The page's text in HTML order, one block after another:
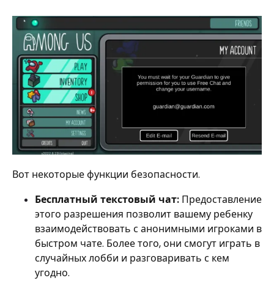
Вот некоторые функции безопасности.
Бесплатный текстовый чат: Предоставление
этого разрешения позволит вашему ребенку
взаимодействовать с анонимными игроками в
быстром чате. Более того, они смогут играть в
случайных лобби и разговаривать с кем
угодно.